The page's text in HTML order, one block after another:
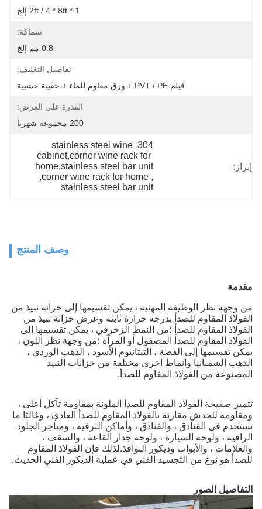
سماكة:
0.8 مم إلخ
تفاصيل التغليف:
فيلم PVT / PE + ورق مقاوم للماء + حقيبة خشبية
القدرة على العرض:
200 مجموعة شهريا
إبراز:
304 stainless steel wine
cabinet,corner wine rack for
home,stainless steel bar unit
,
corner wine rack for home
,
stainless steel bar unit
وصف المنتج
مقدمة
من وجهة نظر الوظيفة المهنية ، يمكن تقسيمها إلى خزانة نبيذ من
الفولاذ المقاوم للصدأ بدرجة حرارة ثابتة وعرض خزانة نبيذ من
الفولاذ المقاوم للصدأ ؛من النمط الزخرفي ، يمكن تقسيمها إلى
الفولاذ المقاوم للصدأ المصقول أو المرآة ؛من وجهة نظر اللون ،
يمكن تقسيمها إلى الفضة ، التيتانيوم الأسود ، الذهب الوردي ،
الذهب الشمبانيا وأنماط أخرى مختلفة من خزانات النبيذ
المصنوعة من الفولاذ المقاوم للصدأ.
تتميز صفيحة الفولاذ المقاوم للصدأ الملونة بمقاومة تآكل أعلى ،
ومقاومة للخدش مقارنة بالفولاذ المقاوم للصدأ العادي ، وغالبًا ما
تستخدم في الفنادق ، والفنادق ، وأماكن الترفيه ، ومتاجر الجلود
الراقية ، ولوحة السيارة ، ولوحة جدار القاعة ، والسقف ،
والعلامات ، والأبواب وديكور النوافذ.لذلك فإن الفولاذ المقاوم
للصدأ هو نوع من التجسيد الفني في عملية الديكور الفني الحديث.
التفاصيل الصور